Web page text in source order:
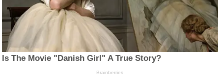
Is The Movie "Danish Girl" A True Story?
Brainberries